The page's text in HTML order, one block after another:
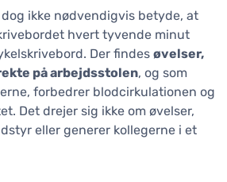
ikke nødvendigvis betyde, at
hvert tyvende minut
Der findes øvelser,
på arbejdsstolen, og som
forbedrer blodcirkulationen og
Det drejer sig ikke om øvelser,
eller generer kollegerne i et